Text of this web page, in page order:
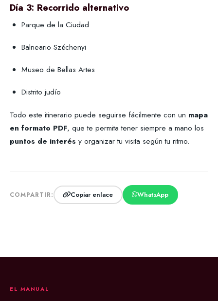
Día 3: Recorrido alternativo
Parque de la Ciudad
Balneario Széchenyi
Museo de Bellas Artes
Distrito judío
Todo este itinerario puede seguirse fácilmente con un mapa
en formato PDF, que te permita tener siempre a mano los
puntos de interés y organizar tu visita según tu ritmo.
COMPARTIR: Copiar enlace WhatsApp
EL MANUAL